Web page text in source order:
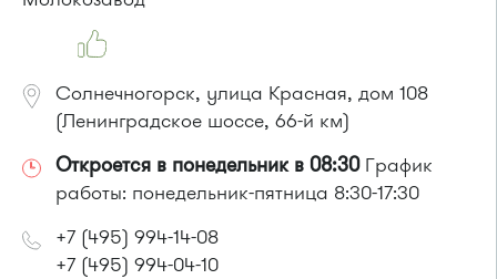
Автобусы № 15, 19, 28.
Солнечногорск, улица Красная, дом 108
(Ленинградское шоссе, 66-й км)
Откроется в понедельник в 08:30График
работы: понедельник-пятница 8:30-17:30
+7 (495) 994-14-08
+7 (495) 994-04-10